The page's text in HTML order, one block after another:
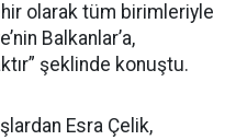
olarak tüm birimleriyle
Balkanlar’a,
şeklinde konuştu.
Esra Çelik,